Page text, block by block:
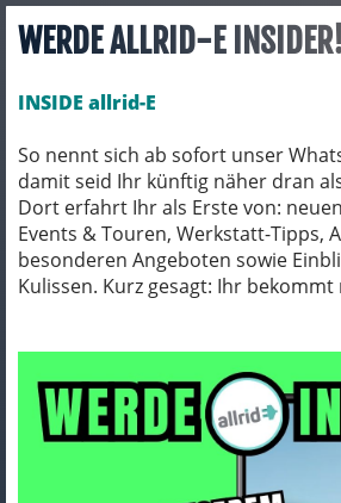
WERDE ALLRID-E INSIDER!
INSIDE allrid-E
So nennt sich ab sofort unser
damit seid Ihr künftig näher dran
Dort erfahrt Ihr als Erste von:
Events & Touren, Werkstatt-Tipps,
besonderen Angeboten sowie
Kulissen. Kurz gesagt: Ihr
Toggle navigation
BEKLEIDUNG SCHUHE
Schuhe